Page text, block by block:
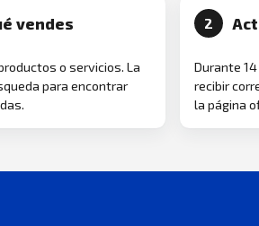
vendes
o servicios. La
para encontrar
2
Durante
recibir
la página